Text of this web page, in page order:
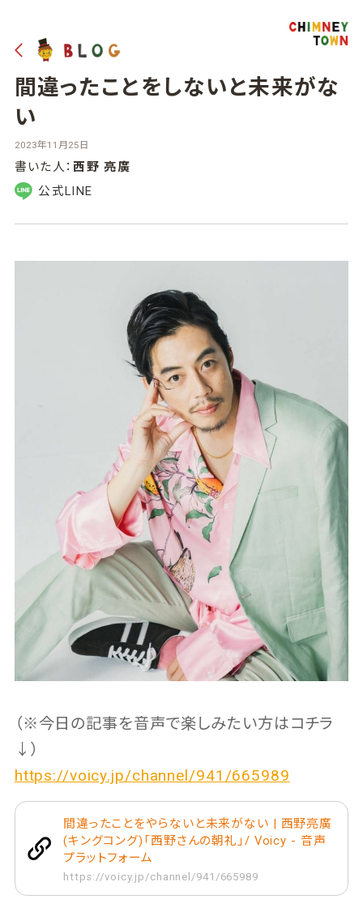
間違ったことをしないと未来がな
い
2023年11月25日
書いた人： 西野 亮廣
公式LINE
（※今日の記事を音声で楽しみたい方はコチラ
↓）
https://voicy.jp/channel/941/665989
間違ったことをやらないと未来がない | 西野亮廣
(キングコング)「西野さんの朝礼」/ Voicy - 音声
プラットフォーム
https://voicy.jp/channel/941/665989